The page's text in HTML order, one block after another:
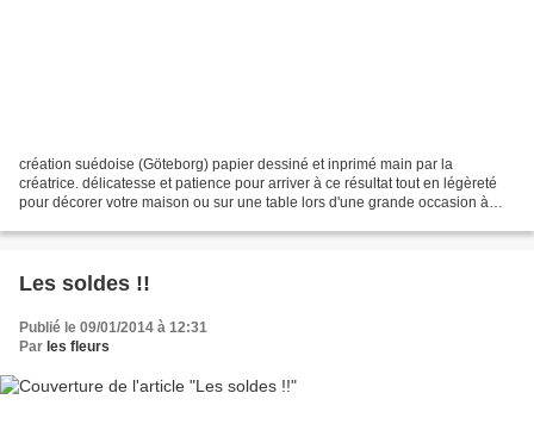
création suédoise (Göteborg) papier dessiné et inprimé main par la
créatrice. délicatesse et patience pour arriver à ce résultat tout en légèreté
pour décorer votre maison ou sur une table lors d'une grande occasion à
Les soldes !!
Publié le 09/01/2014 à 12:31
Par les fleurs